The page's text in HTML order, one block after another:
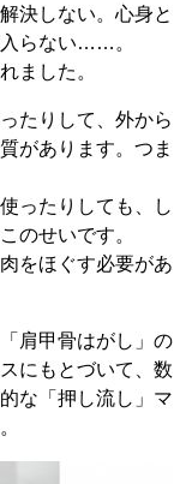
決しない。心身と
入らない……。
ました。
たりして、外から
があります。つま
ったりしても、し
のせいです。
をほぐす必要があ
肩甲骨はがし」の
にもとづいて、数
な「押し流し」マ